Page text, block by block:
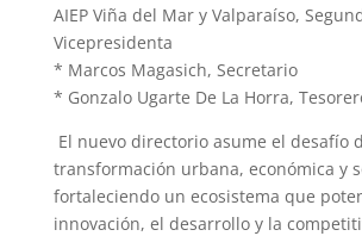
AIEP Viña del Mar y Valparaíso,
Vicepresidenta
* Marcos Magasich, Secretario
* Gonzalo Ugarte De La Horra,
El nuevo directorio asume el desafío
transformación urbana, económica y
fortaleciendo un ecosistema que
innovación, el desarrollo y la